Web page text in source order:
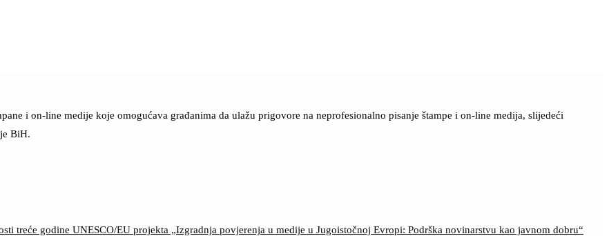
i on-line medije koje omogućava građanima da ulažu prigovore na neprofesionalno pisanje štampe i on-line medija, slijedeći
BiH.
treće godine UNESCO/EU projekta „Izgradnja povjerenja u medije u Jugoistočnoj Evropi: Podrška novinarstvu kao javnom dobru“